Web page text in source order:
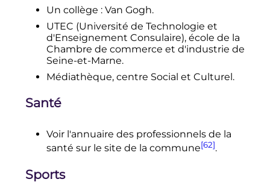
Un collège : Van Gogh.
UTEC (Université de Technologie et
d'Enseignement Consulaire), école de la
Chambre de commerce et d'industrie de
Seine-et-Marne.
Médiathèque, centre Social et Culturel.
Santé
Voir l'annuaire des professionnels de la
santé sur le site de la commune[62].
Sports